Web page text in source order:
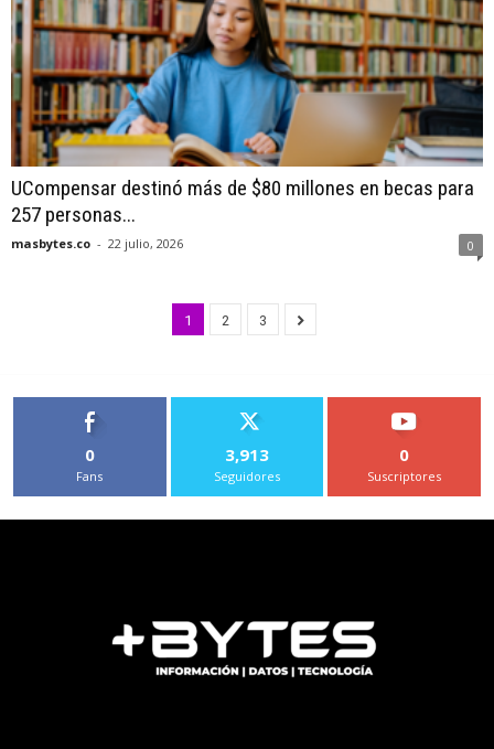
UCompensar destinó más de $80 millones en becas para
257 personas...
masbytes.co - 22 julio, 2026 0
1 2 3
0
Fans
3,913
Seguidores
0
Suscriptores